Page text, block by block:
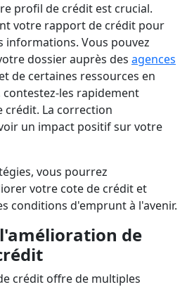
profil de crédit est crucial.
votre rapport de crédit pour
informations. Vous pouvez
dossier auprès des agences
et de certaines ressources en
contestez-les rapidement
crédit. La correction
un impact positif sur votre
vous pourrez
votre cote de crédit et
conditions d'emprunt à l'avenir.
de
crédit offre de multiples